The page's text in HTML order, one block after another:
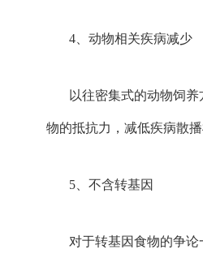
4、动物相关疾病减少
以往密集式的动物饲
物的抵抗力，减低疾病散播
5、不含转基因
对于转基因食物的争